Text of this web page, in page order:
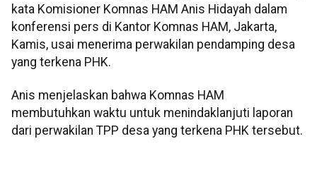
kata Komisioner Komnas HAM Anis Hidayah dalam
konferensi pers di Kantor Komnas HAM, Jakarta,
Kamis, usai menerima perwakilan pendamping desa
yang terkena PHK.
Anis menjelaskan bahwa Komnas HAM
membutuhkan waktu untuk menindaklanjuti laporan
dari perwakilan TPP desa yang terkena PHK tersebut.